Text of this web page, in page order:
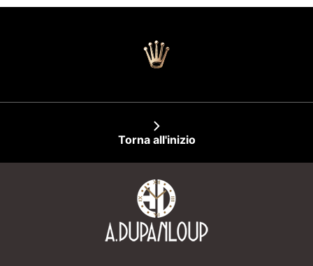
Torna all'inizio